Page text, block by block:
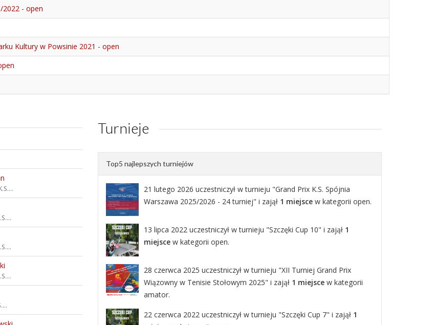
2022 - open
Kultury w Powsinie 2021 - open
Turnieje
Top5 najlepszych turniejów
21 lutego 2026 uczestniczył w turnieju "Grand Prix K.S. Spójnia
Warszawa 2025/2026 - 24 turniej" i zajął 1 miejsce w kategorii open.
13 lipca 2022 uczestniczył w turnieju "Szczęki Cup 10" i zajął 1
miejsce w kategorii open.
28 czerwca 2025 uczestniczył w turnieju "XII Turniej Grand Prix
Wiązowny w Tenisie Stołowym 2025" i zajął 1 miejsce w kategorii
amator.
22 czerwca 2022 uczestniczył w turnieju "Szczęki Cup 7" i zajął 1